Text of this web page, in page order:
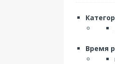
Время